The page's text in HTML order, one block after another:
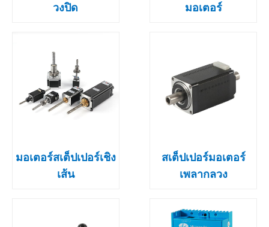
วงปิด
มอเตอร์
มอเตอร์สเต็ปเปอร์เชิง
เส้น
สเต็ปเปอร์มอเตอร์
เพลากลวง